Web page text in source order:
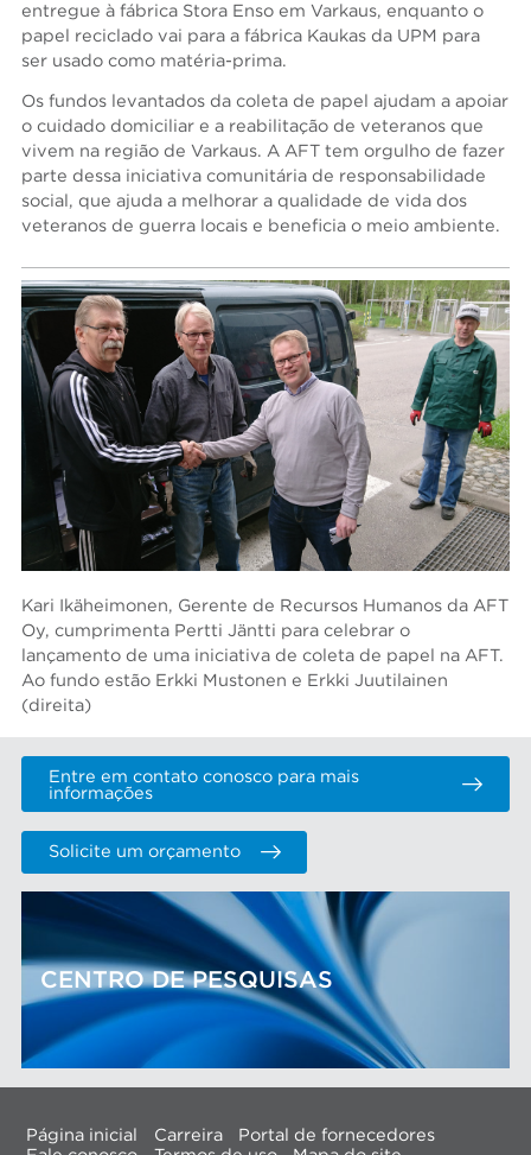
entregue à fábrica Stora Enso em Varkaus, enquanto o
papel reciclado vai para a fábrica Kaukas da UPM para
ser usado como matéria-prima.
Os fundos levantados da coleta de papel ajudam a apoiar
o cuidado domiciliar e a reabilitação de veteranos que
vivem na região de Varkaus. A AFT tem orgulho de fazer
parte dessa iniciativa comunitária de responsabilidade
social, que ajuda a melhorar a qualidade de vida dos
veteranos de guerra locais e beneficia o meio ambiente.
Kari Ikäheimonen, Gerente de Recursos Humanos da AFT
Oy, cumprimenta Pertti Jäntti para celebrar o
lançamento de uma iniciativa de coleta de papel na AFT.
Ao fundo estão Erkki Mustonen e Erkki Juutilainen
(direita)
Entre em contato conosco para mais
informações
Solicite um orçamento
CENTRO DE PESQUISAS
Página inicial Carreira
Portal de fornecedores